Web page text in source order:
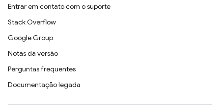
Entrar em contato com o suporte
Stack Overflow
Google Group
Notas da versão
Perguntas frequentes
Documentação legada